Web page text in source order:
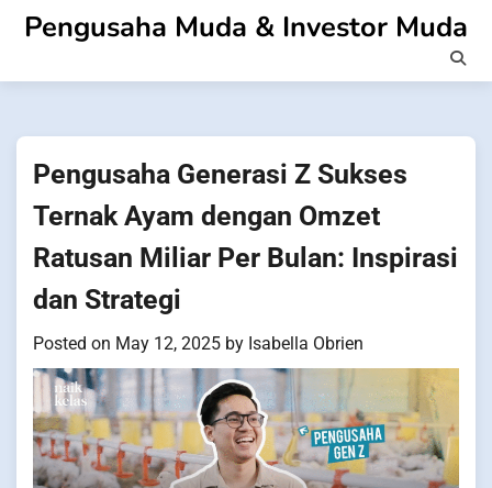
SkipPengusaha Muda & Investor Muda
Pengusaha Generasi Z Sukses
Ternak Ayam dengan Omzet
Ratusan Miliar Per Bulan: Inspirasi
dan Strategi
Posted on May 12, 2025 by Isabella Obrien